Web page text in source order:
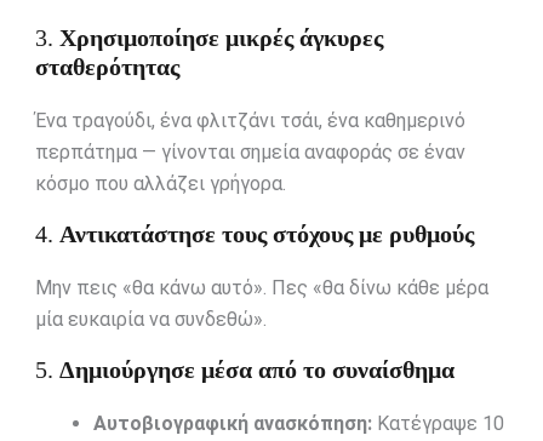
3. Χρησιμοποίησε μικρές άγκυρες
σταθερότητας
Ένα τραγούδι, ένα φλιτζάνι τσάι, ένα καθημερινό
περπάτημα — γίνονται σημεία αναφοράς σε έναν
κόσμο που αλλάζει γρήγορα.
4. Αντικατάστησε τους στόχους με ρυθμούς
Μην πεις «θα κάνω αυτό». Πες «θα δίνω κάθε μέρα
μία ευκαιρία να συνδεθώ».
5. Δημιούργησε μέσα από το συναίσθημα
Αυτοβιογραφική ανασκόπηση:Κατέγραψε 10